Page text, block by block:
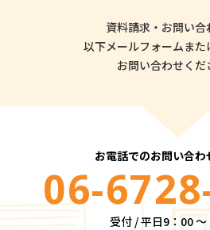
資料請求・お問い合
以下メールフォームまた
お問い合わせくだ
お電話でのお問い合わ
06-
受付 / 平日9：00